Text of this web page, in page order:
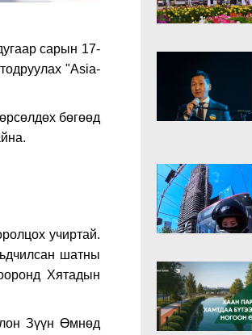
сарын 17-
"Asia-
бөгөөд
учиртай.
шатны
Хятадын
Зүүн Өмнөд